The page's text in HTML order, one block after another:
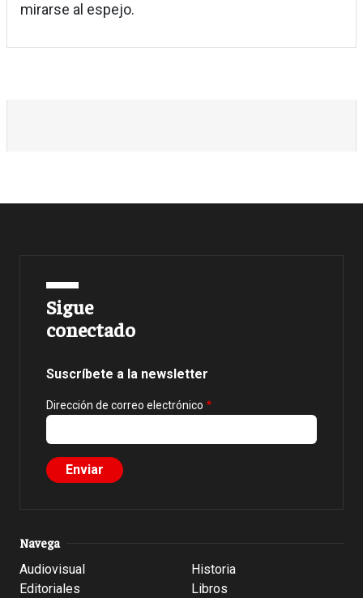
mirarse al espejo.
Sigue
conectado
Suscríbete a la newsletter
Dirección de correo electrónico
Navega
Audiovisual
Editoriales
Historia
Libros